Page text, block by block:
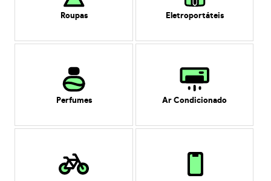
Roupas Eletroportáteis
Perfumes Ar Condicionado